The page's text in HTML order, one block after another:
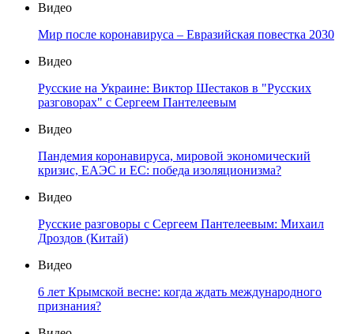
Видео
Мир после коронавируса – Евразийская повестка 2030
Видео
Русские на Украине: Виктор Шестаков в "Русских
разговорах" с Сергеем Пантелеевым
Видео
Пандемия коронавируса, мировой экономический
кризис, ЕАЭС и ЕС: победа изоляционизма?
Видео
Русские разговоры с Сергеем Пантелеевым: Михаил
Дроздов (Китай)
Видео
6 лет Крымской весне: когда ждать международного
признания?